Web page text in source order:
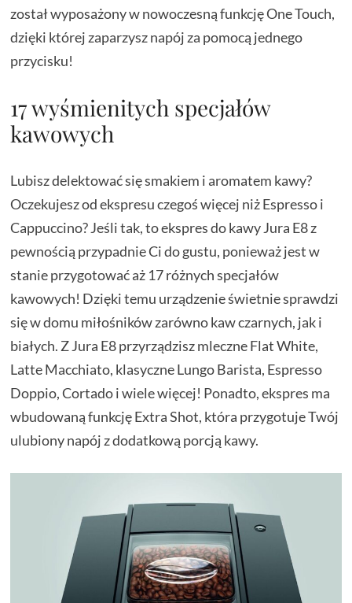
został wyposażony w nowoczesną funkcję One Touch,
dzięki której zaparzysz napój za pomocą jednego
przycisku!
17 wyśmienitych specjałów
kawowych
Lubisz delektować się smakiem i aromatem kawy?
Oczekujesz od ekspresu czegoś więcej niż Espresso i
Cappuccino? Jeśli tak, to ekspres do kawy Jura E8 z
pewnością przypadnie Ci do gustu, ponieważ jest w
stanie przygotować aż 17 różnych specjałów
kawowych! Dzięki temu urządzenie świetnie sprawdzi
się w domu miłośników zarówno kaw czarnych, jak i
białych. Z Jura E8 przyrządzisz mleczne Flat White,
Latte Macchiato, klasyczne Lungo Barista, Espresso
Doppio, Cortado i wiele więcej! Ponadto, ekspres ma
wbudowaną funkcję Extra Shot, która przygotuje Twój
ulubiony napój z dodatkową porcją kawy.